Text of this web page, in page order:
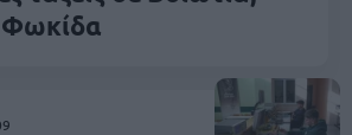
Φωκίδα